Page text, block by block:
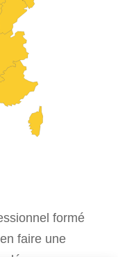
formé
faire une